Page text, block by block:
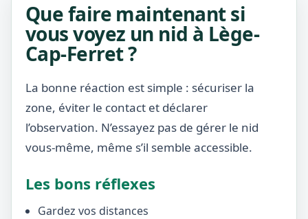
Que faire maintenant si
vous voyez un nid à Lège-
Cap-Ferret ?
La bonne réaction est simple : sécuriser la
zone, éviter le contact et déclarer
l’observation. N’essayez pas de gérer le nid
vous-même, même s’il semble accessible.
Les bons réflexes
Gardez vos distances